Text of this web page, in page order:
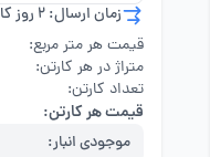
زمان ارسال: 2 روز کاری
قیمت هر متر مربع:
متراژ در هر کارتن:
تعداد کارتن:
قیمت هر کارتن:
موجودی انبار: